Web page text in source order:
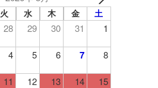
火 水 木 金 土
28 29 30 31 1
4 5 6 7 8
11 12 13 14 15